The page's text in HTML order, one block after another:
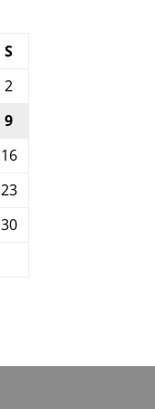
S
2
9
16
23
30